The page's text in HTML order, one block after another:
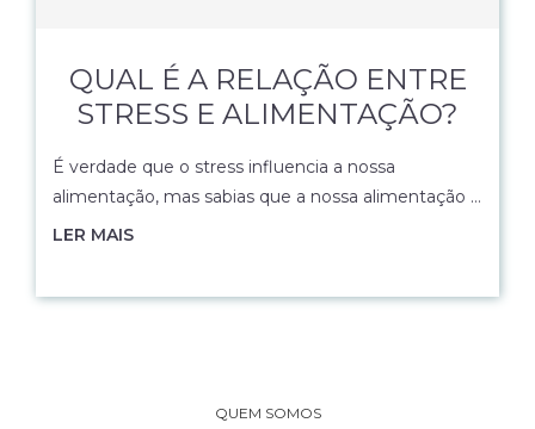
QUAL É A RELAÇÃO ENTRE
STRESS E ALIMENTAÇÃO?
É verdade que o stress influencia a nossa
alimentação, mas sabias que a nossa alimentação …
LER MAIS
QUEM SOMOS